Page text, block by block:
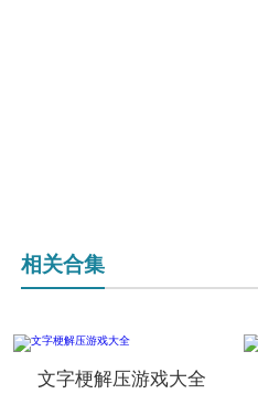
相关合集
文字梗解压游戏大全